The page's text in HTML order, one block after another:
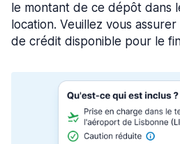
le montant de ce dépôt dans
location. Veuillez vous
de crédit disponible pour le